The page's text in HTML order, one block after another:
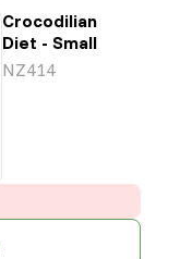
Crocodilian
Diet - Small
NZ414